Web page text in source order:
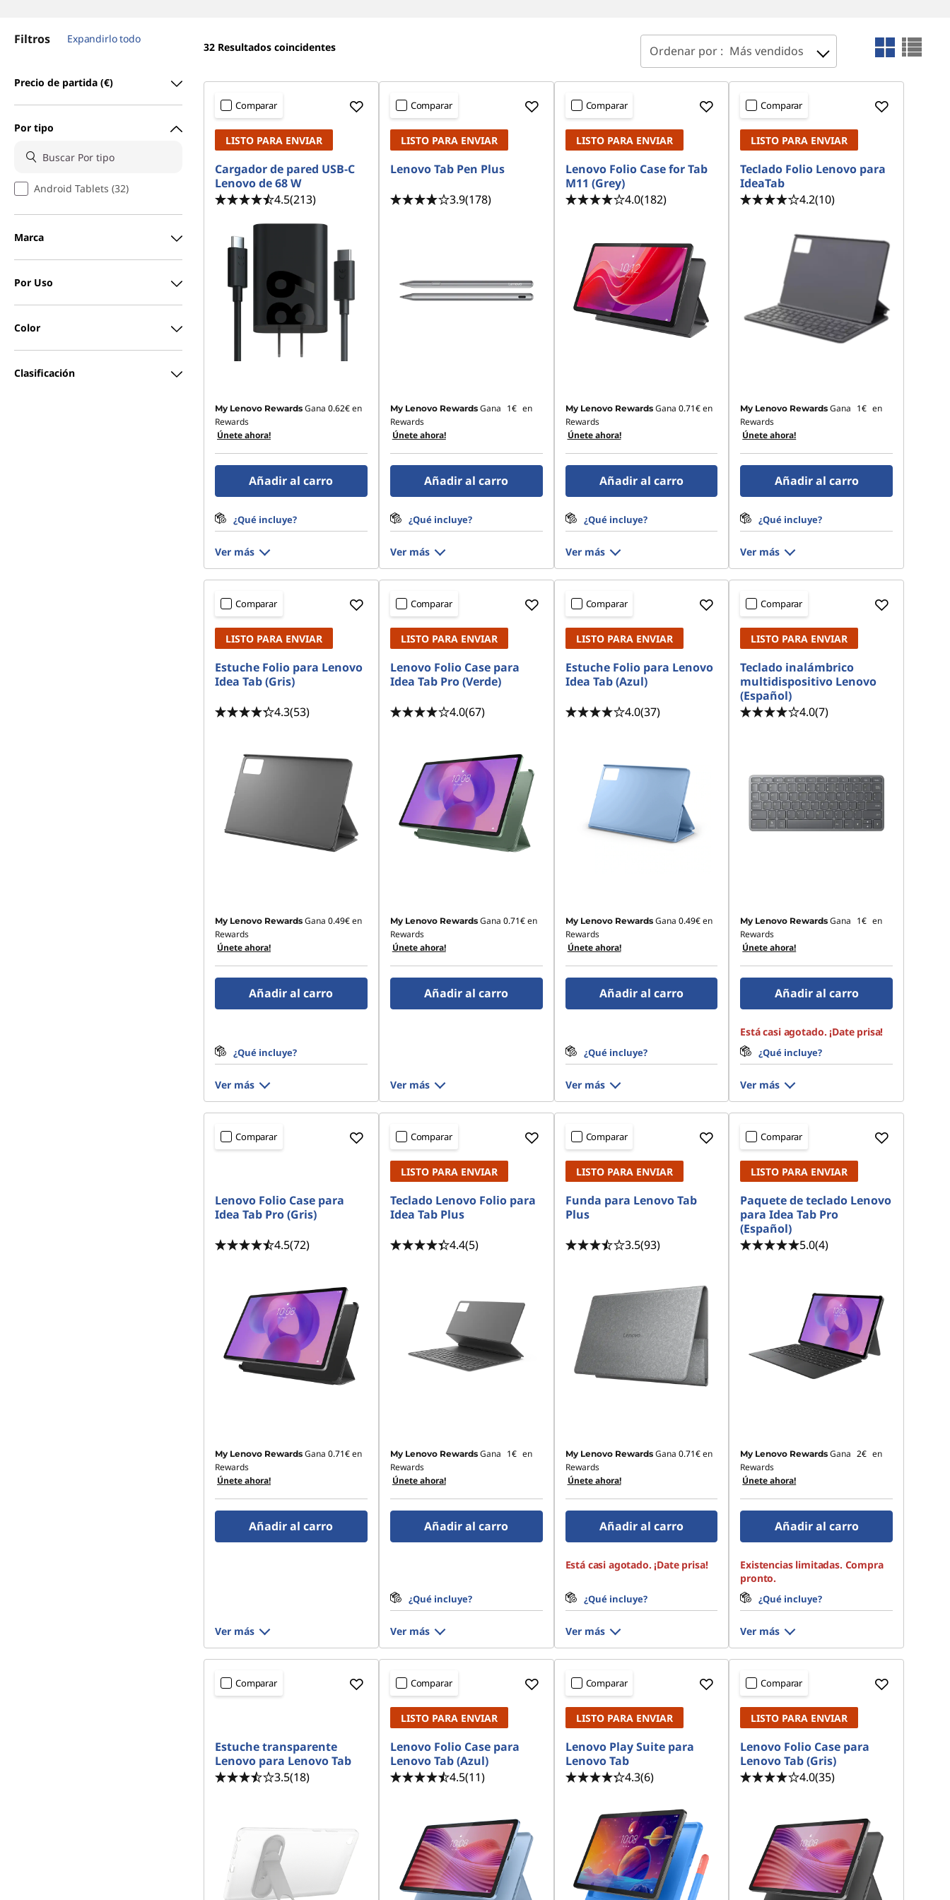
Filtros Expandirlo todo
Precio de partida (€)
Por tipo
Android Tablets (32)
Marca
Por Uso
Color
Clasificación
32 Resultados coincidentes Ordenar por : Más vendidos
Comparar
LISTO PARA ENVIAR
Cargador de pared USB-C
Lenovo de 68 W
4.5(213)
My Lenovo Rewards Gana 0.62€en
Rewards
Únete ahora!
Añadir al carro
¿Qué incluye?
Ver más
Comparar
LISTO PARA ENVIAR
Lenovo Tab Pen Plus
3.9(178)
My Lenovo Rewards Gana 1€ en
Rewards
Únete ahora!
Añadir al carro
¿Qué incluye?
Ver más
Comparar
LISTO PARA ENVIAR
Lenovo Folio Case for Tab
M11 (Grey)
4.0(182)
My Lenovo Rewards Gana 0.71€en
Rewards
Únete ahora!
Añadir al carro
¿Qué incluye?
Ver más
Comparar
LISTO PARA ENVIAR
Teclado Folio Lenovo para
IdeaTab
4.2(10)
My Lenovo Rewards Gana 1€ en
Rewards
Únete ahora!
Añadir al carro
¿Qué incluye?
Ver más
Comparar
LISTO PARA ENVIAR
Estuche Folio para Lenovo
Idea Tab (Gris)
4.3(53)
My Lenovo Rewards Gana 0.49€en
Rewards
Únete ahora!
Añadir al carro
¿Qué incluye?
Ver más
Comparar
LISTO PARA ENVIAR
Lenovo Folio Case para
Idea Tab Pro (Verde)
4.0(67)
My Lenovo Rewards Gana 0.71€en
Rewards
Únete ahora!
Añadir al carro
Ver más
Comparar
LISTO PARA ENVIAR
Estuche Folio para Lenovo
Idea Tab (Azul)
4.0(37)
My Lenovo Rewards Gana 0.49€en
Rewards
Únete ahora!
Añadir al carro
¿Qué incluye?
Ver más
Comparar
LISTO PARA ENVIAR
Teclado inalámbrico
multidispositivo Lenovo
(Español)
4.0(7)
My Lenovo Rewards Gana 1€ en
Rewards
Únete ahora!
Añadir al carro
Está casi agotado. ¡Date prisa!
¿Qué incluye?
Ver más
Comparar
Lenovo Folio Case para
Idea Tab Pro (Gris)
4.5(72)
My Lenovo Rewards Gana 0.71€en
Rewards
Únete ahora!
Añadir al carro
Ver más
Comparar
LISTO PARA ENVIAR
Teclado Lenovo Folio para
Idea Tab Plus
4.4(5)
My Lenovo Rewards Gana 1€ en
Rewards
Únete ahora!
Añadir al carro
¿Qué incluye?
Ver más
Comparar
LISTO PARA ENVIAR
Funda para Lenovo Tab
Plus
3.5(93)
My Lenovo Rewards Gana 0.71€en
Rewards
Únete ahora!
Añadir al carro
Está casi agotado. ¡Date prisa!
¿Qué incluye?
Ver más
Comparar
LISTO PARA ENVIAR
Paquete de teclado Lenovo
para Idea Tab Pro
(Español)
5.0(4)
My Lenovo Rewards Gana 2€ en
Rewards
Únete ahora!
Añadir al carro
Existencias limitadas. Compra
pronto.
¿Qué incluye?
Ver más
Comparar
Estuche transparente
Lenovo para Lenovo Tab
3.5(18)
Comparar
LISTO PARA ENVIAR
Lenovo Folio Case para
Lenovo Tab (Azul)
4.5(11)
Comparar
LISTO PARA ENVIAR
Lenovo Play Suite para
Lenovo Tab
4.3(6)
Comparar
LISTO PARA ENVIAR
Lenovo Folio Case para
Lenovo Tab (Gris)
4.0(35)